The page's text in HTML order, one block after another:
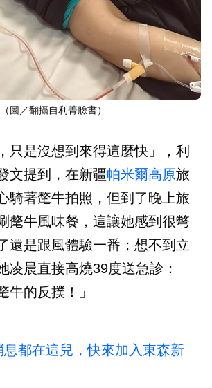
圖／翻攝自利菁臉書）
只是沒想到來得這麼快」，利
文提到，在新疆帕米爾高原旅
騎著氂牛拍照，但到了晚上旅
氂牛風味餐，這讓她感到很彆
還是跟風體驗一番；想不到立
凌晨直接高燒39度送急診：
牛的反撲！」
息都在這兒，快來加入東森新